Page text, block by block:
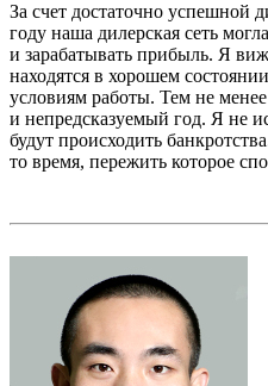
За счет достаточно
году наша дилерская сеть
и зарабатывать прибыль. Я
находятся в хорошем
условиям работы. Тем не
и непредсказуемый год. Я не
будут происходить
то время, пережить которое